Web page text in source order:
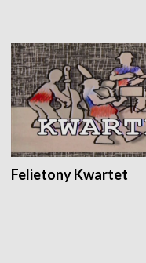
Felietony Kwartet